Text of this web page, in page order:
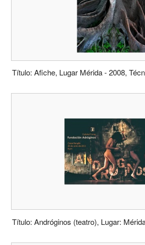
Título: Afiche, Lugar Mérida - 2008,
Título: Andróginos (teatro), Lugar: